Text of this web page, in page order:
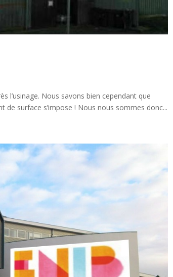
l’usinage. Nous savons bien cependant que
surface s’impose ! Nous nous sommes donc...